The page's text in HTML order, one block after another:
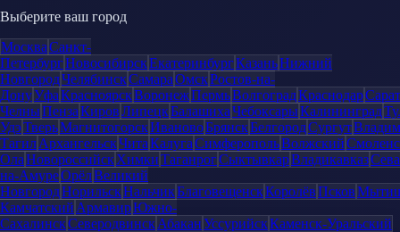
Выберите ваш город
МоскваСанкт-
ПетербургНовосибирскЕкатеринбургКазаньНижний
НовгородЧелябинскСамараОмскРостов-на-
ДонуУфаКрасноярскВоронежПермьВолгоградКраснодар
ЧелныПензаКировЛипецкБалашихаЧебоксарыКалининград
УдэТверьМагнитогорскИвановоБрянскБелгородСургут
ТагилАрхангельскЧитаКалугаСимферопольВолжский
ОлаНовороссийскХимкиТаганрогСыктывкарВладикавказ
на-АмуреОрёлВеликий
НовгородНорильскНальчикБлаговещенскКоролёвПсков
Камчатский АрмавирЮжно-
СахалинскСеверодвинскАбаканУссурийскКаменск-Уральский